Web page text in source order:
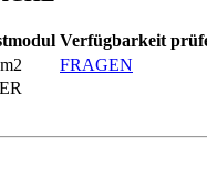
Verfügbarkeit
FRAGEN